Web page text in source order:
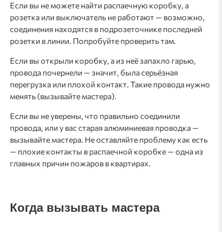
Если вы не можете найти распаечную коробку, а
розетка или выключатель не работают — возможно,
соединения находятся в подрозеточнике последней
розетки в линии. Попробуйте проверить там.
Если вы открыли коробку, а из неё запахло гарью,
провода почернели — значит, была серьёзная
перегрузка или плохой контакт. Такие провода нужно
менять (вызывайте мастера).
Если вы не уверены, что правильно соединили
провода, или у вас старая алюминиевая проводка —
вызывайте мастера. Не оставляйте проблему как есть
— плохие контакты в распаечной коробке — одна из
главных причин пожаров в квартирах.
Когда вызывать мастера